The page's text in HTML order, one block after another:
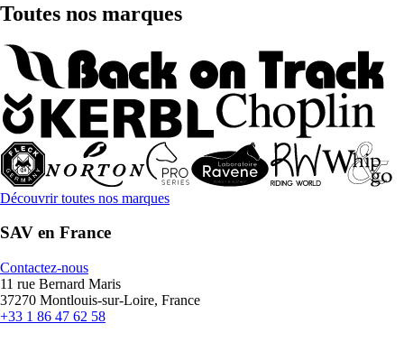
Toutes nos marques
Découvrir toutes nos marques
SAV en France
Contactez-nous
11 rue Bernard Maris
37270 Montlouis-sur-Loire, France
+33 1 86 47 62 58